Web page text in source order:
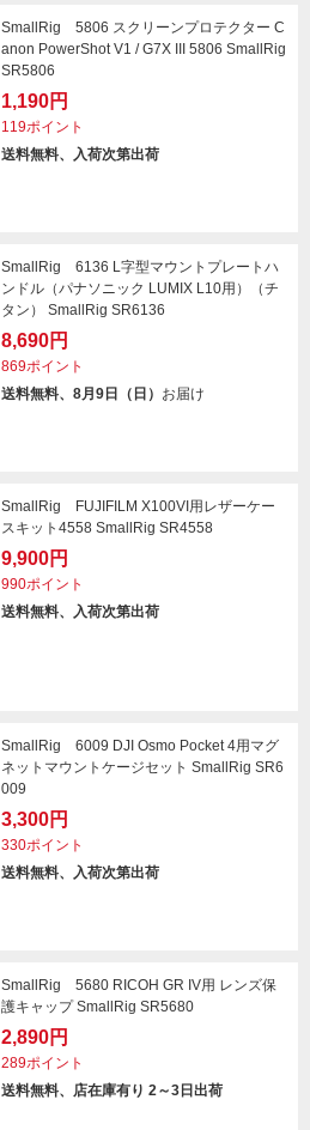
SmallRig 5806 スクリーンプロテクター C
anon PowerShot V1 / G7X III 5806 SmallRig
SR5806
1,190円
119ポイント
送料無料、入荷次第出荷
SmallRig 6136 L字型マウントプレートハ
ンドル（パナソニック LUMIX L10用）（チ
タン） SmallRig SR6136
8,690円
869ポイント
送料無料、8月9日（日） お届け
SmallRig FUJIFILM X100VI用レザーケー
スキット4558 SmallRig SR4558
9,900円
990ポイント
送料無料、入荷次第出荷
SmallRig 6009 DJI Osmo Pocket 4用マグ
ネットマウントケージセット SmallRig SR6
009
3,300円
330ポイント
送料無料、入荷次第出荷
SmallRig 5680 RICOH GR IV用 レンズ保
護キャップ SmallRig SR5680
2,890円
289ポイント
送料無料、店在庫有り 2～3日出荷